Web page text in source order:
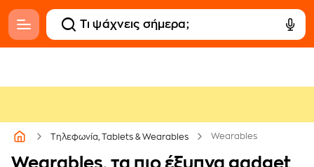
Τηλεφωνία, Tablets & Wearables Wearables
Wearables, τα πιο έξυπνα gadget